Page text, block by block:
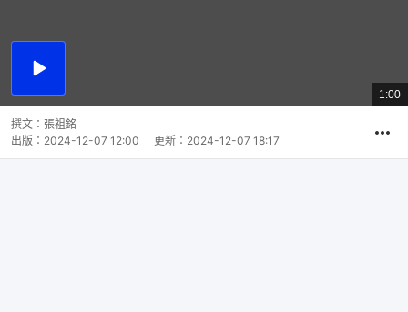
播
總
共
1:00
撰文： 張祖銘
出版： 2024-12-07 12:00 更新： 2024-12-07 18:17